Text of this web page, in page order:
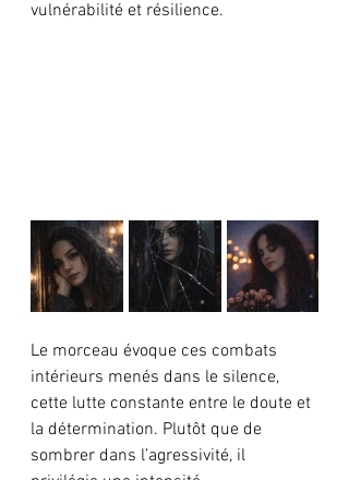
vulnérabilité et résilience.
Le morceau évoque ces combats
intérieurs menés dans le silence,
cette lutte constante entre le doute et
la détermination. Plutôt que de
sombrer dans l’agressivité, il